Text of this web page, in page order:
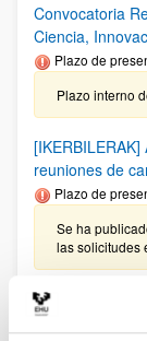
Convocatoria
Ciencia,
Plazo de
Plazo interno
reuniones de
Plazo de
Se ha
las solicitudes
Ayudas del
Tecnología e